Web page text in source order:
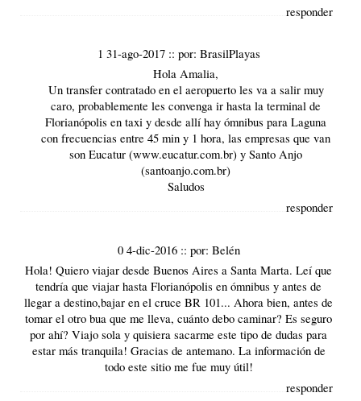
responder
1 31-ago-2017 :: por: BrasilPlayas
Hola Amalia,
Un transfer contratado en el aeropuerto les va a salir muy
caro, probablemente les convenga ir hasta la terminal de
Florianópolis en taxi y desde allí hay ómnibus para Laguna
con frecuencias entre 45 min y 1 hora, las empresas que van
son Eucatur (www.eucatur.com.br) y Santo Anjo
(santoanjo.com.br)
Saludos
responder
0 4-dic-2016 :: por: Belén
Hola! Quiero viajar desde Buenos Aires a Santa Marta. Leí que
tendría que viajar hasta Florianópolis en ómnibus y antes de
llegar a destino,bajar en el cruce BR 101... Ahora bien, antes de
tomar el otro bua que me lleva, cuánto debo caminar? Es seguro
por ahí? Viajo sola y quisiera sacarme este tipo de dudas para
estar más tranquila! Gracias de antemano. La información de
todo este sitio me fue muy útil!
responder